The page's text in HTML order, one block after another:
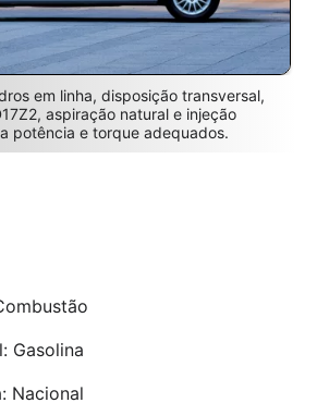
em linha, disposição transversal,
aspiração natural e injeção
potência e torque adequados.
Gasolina
Nacional